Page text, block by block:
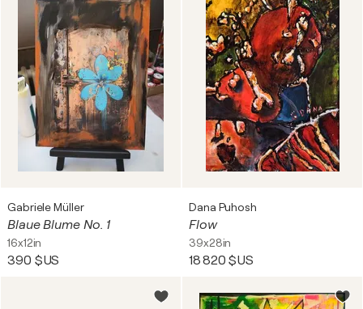
Gabriele Müller
Blaue Blume No. 1
16x12in
390 $US
Dana Puhosh
Flow
39x28in
18 820 $US